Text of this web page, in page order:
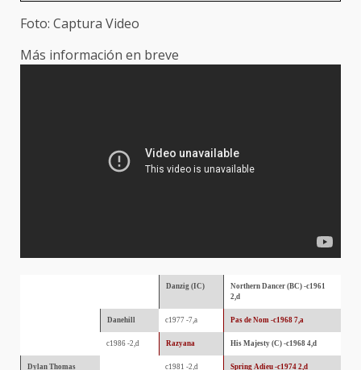
Foto: Captura Video
Más información en breve
Danzig (IC)
Northern Dancer (BC) -c1961
2,d
Danehill c1977 -7,a Pas de Nom -c1968 7,a
c1986 -2,d Razyana His Majesty (C) -c1968 4,d
Dylan Thomas c1981 -2,d Spring Adieu -c1974 2,d